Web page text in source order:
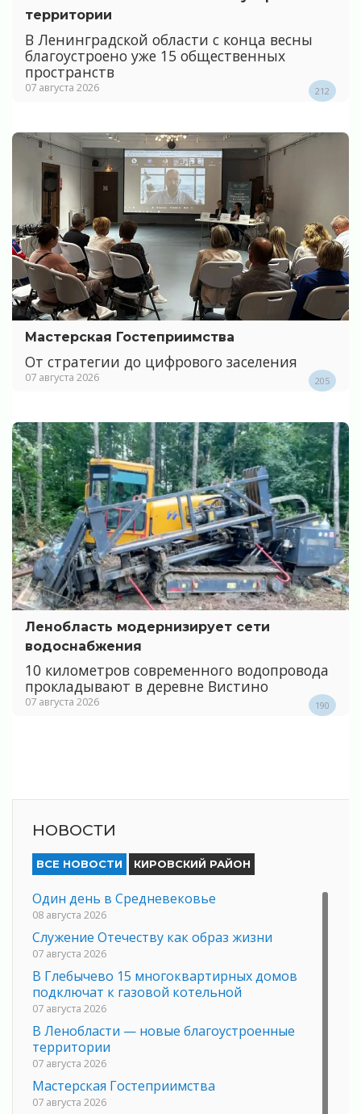
территории
В Ленинградской области с конца весны
благоустроено уже 15 общественных
пространств
07 августа 2026 212
Мастерская Гостеприимства
От стратегии до цифрового заселения
07 августа 2026 205
Ленобласть модернизирует сети
водоснабжения
10 километров современного водопровода
прокладывают в деревне Вистино
07 августа 2026 190
НОВОСТИ
ВСЕ НОВОСТИ КИРОВСКИЙ РАЙОН
Один день в Средневековье
08 августа 2026
Служение Отечеству как образ жизни
07 августа 2026
В Глебычево 15 многоквартирных домов
подключат к газовой котельной
07 августа 2026
В Ленобласти — новые благоустроенные
территории
07 августа 2026
Мастерская Гостеприимства
07 августа 2026